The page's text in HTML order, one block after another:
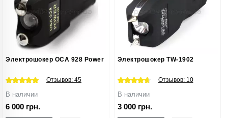
Электрошокер ОСА 928 Power
Отзывов: 45
В наличии
6 000 грн.
Электрошокер TW-1902
Отзывов: 10
В наличии
3 000 грн.